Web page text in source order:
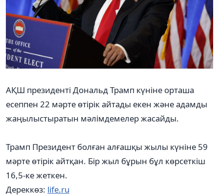
АҚШ президенті Дональд Трамп күніне орташа
есеппен 22 мәрте өтірік айтады екен және адамды
жаңылыстыратын мәлімдемелер жасайды.
Трамп Президент болған алғашқы жылы күніне 59
мәрте өтірік айтқан. Бір жыл бұрын бұл көрсеткіш
16,5-ке жеткен.
Дереккөз: life.ru